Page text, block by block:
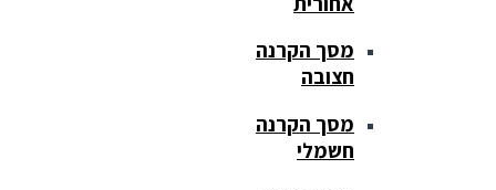
מסך הקרנה
חצובה
מסך הקרנה
חשמלי